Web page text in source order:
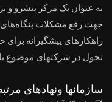
به عنوان یک مرکز پیشرو و
جهت رفع مشکلات بنگاه‌های
راهکارهای پیشگیرانه
تحول در شرکتهای موضوع
سازمانها ونهادهای